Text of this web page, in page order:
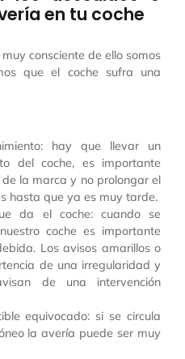
en tu coche
consciente de ello somos
que el coche sufra una
hay que llevar un
del coche, es importante
la marca y no prolongar el
hasta que ya es muy tarde.
da el coche: cuando se
coche es importante
Los avisos amarillos o
de una irregularidad y
de una intervención
equivocado: si se circula
la avería puede ser muy